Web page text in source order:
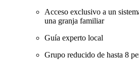
Acceso exclusivo a un
una granja familiar
Guía experto local
Grupo reducido de hasta 8